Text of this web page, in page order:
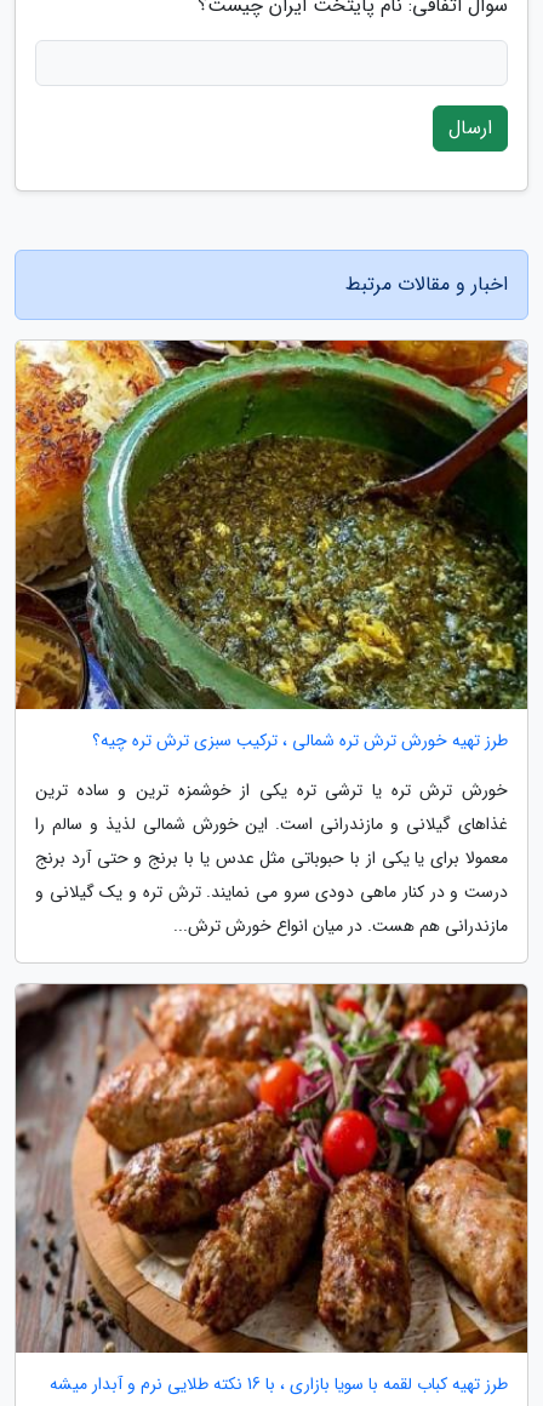
ارسال
اخبار و مقالات مرتبط
طرز تهیه خورش ترش تره شمالی ، ترکیب سبزی ترش تره چیه؟
خورش ترش تره یا ترشی تره یکی از خوشمزه ترین و ساده ترین
غذاهای گیلانی و مازندرانی است. این خورش شمالی لذیذ و سالم را
معمولا برای یا یکی از با حبوباتی مثل عدس یا با برنج و حتی آرد برنج
درست و در کنار ماهی دودی سرو می نمایند. ترش تره و یک گیلانی و
مازندرانی هم هست. در میان انواع خورش ترش...
طرز تهیه کباب لقمه با سویا بازاری ، با 16 نکته طلایی نرم و آبدار میشه